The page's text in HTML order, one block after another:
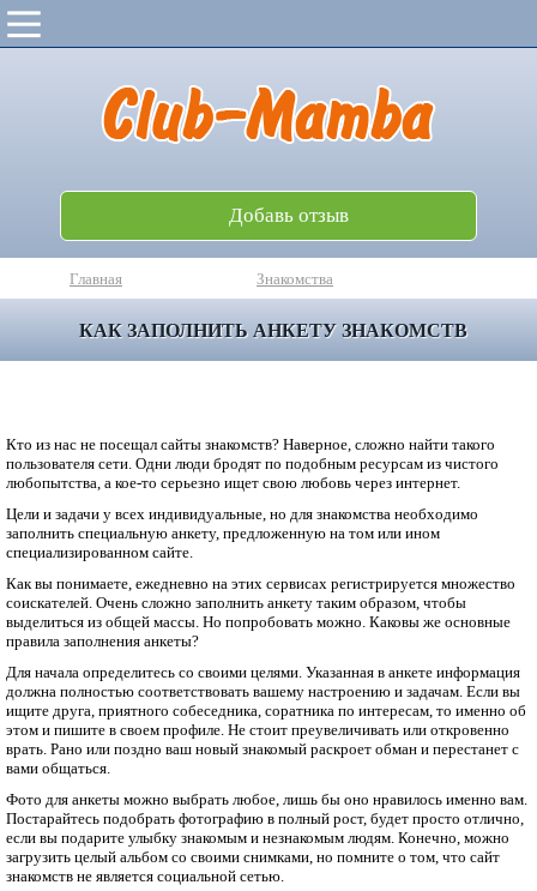
Добавь отзыв
Главная Знакомства
КАК ЗАПОЛНИТЬ АНКЕТУ ЗНАКОМСТВ
Кто из нас не посещал сайты знакомств? Наверное, сложно найти такого
пользователя сети. Одни люди бродят по подобным ресурсам из чистого
любопытства, а кое-то серьезно ищет свою любовь через интернет.
Цели и задачи у всех индивидуальные, но для знакомства необходимо
заполнить специальную анкету, предложенную на том или ином
специализированном сайте.
Как вы понимаете, ежедневно на этих сервисах регистрируется множество
соискателей. Очень сложно заполнить анкету таким образом, чтобы
выделиться из общей массы. Но попробовать можно. Каковы же основные
правила заполнения анкеты?
Для начала определитесь со своими целями. Указанная в анкете информация
должна полностью соответствовать вашему настроению и задачам. Если вы
ищите друга, приятного собеседника, соратника по интересам, то именно об
этом и пишите в своем профиле. Не стоит преувеличивать или откровенно
врать. Рано или поздно ваш новый знакомый раскроет обман и перестанет с
вами общаться.
Фото для анкеты можно выбрать любое, лишь бы оно нравилось именно вам.
Постарайтесь подобрать фотографию в полный рост, будет просто отлично,
если вы подарите улыбку знакомым и незнакомым людям. Конечно, можно
загрузить целый альбом со своими снимками, но помните о том, что сайт
знакомств не является социальной сетью.